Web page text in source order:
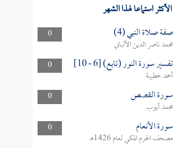
الأكثر استماعا لهذا الشهر
0 صفة صلاة النبي (4)
محمد ناصر الدين الألباني
0
تفسير سورة النور (تابع) [6 - 10]
أحمد حطيبة
0
سورة القصص
محمد أيوب
0
سورة الأنعام
مصحف الحرم المكي لعام 1426هـ